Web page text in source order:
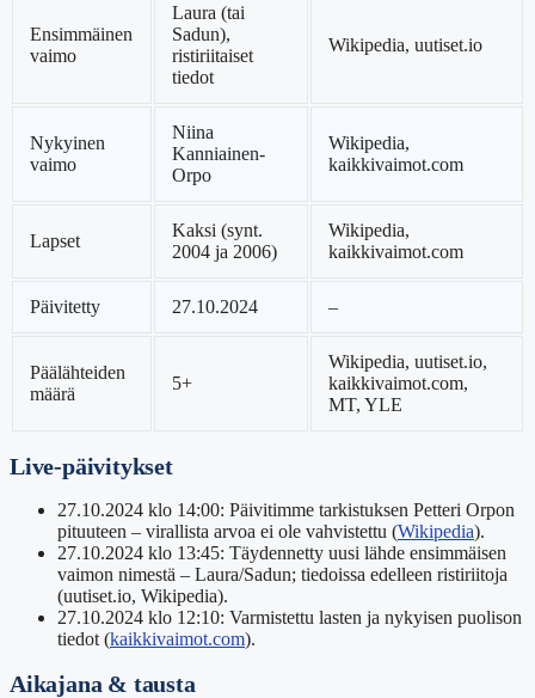
Ensimmäinen
vaimo
Laura (tai
Sadun),
ristiriitaiset
tiedot
Wikipedia, uutiset.io
Nykyinen
vaimo
Niina
Kanniainen-
Orpo
Wikipedia,
kaikkivaimot.com
Lapset
Kaksi (synt.
2004 ja 2006)
Wikipedia,
kaikkivaimot.com
Päivitetty 27.10.2024 –
Päälähteiden
määrä
5+
Wikipedia, uutiset.io,
kaikkivaimot.com,
MT, YLE
Live-päivitykset
27.10.2024 klo 14:00: Päivitimme tarkistuksen Petteri Orpon
pituuteen – virallista arvoa ei ole vahvistettu (Wikipedia).
27.10.2024 klo 13:45: Täydennetty uusi lähde ensimmäisen
vaimon nimestä – Laura/Sadun; tiedoissa edelleen ristiriitoja
(uutiset.io, Wikipedia).
27.10.2024 klo 12:10: Varmistettu lasten ja nykyisen puolison
tiedot (kaikkivaimot.com).
Aikajana & tausta